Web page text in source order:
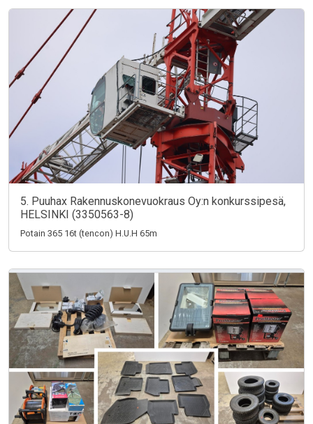
5. Puuhax Rakennuskonevuokraus Oy:n konkurssipesä,
HELSINKI (3350563-8)
Potain 365 16t (tencon) H.U.H 65m